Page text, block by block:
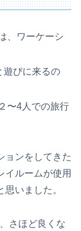
、ワーケーシ
遊びに来るの
〜4人での旅行
ョンをしてきた
イルームが使用
いました。
さほど良くな